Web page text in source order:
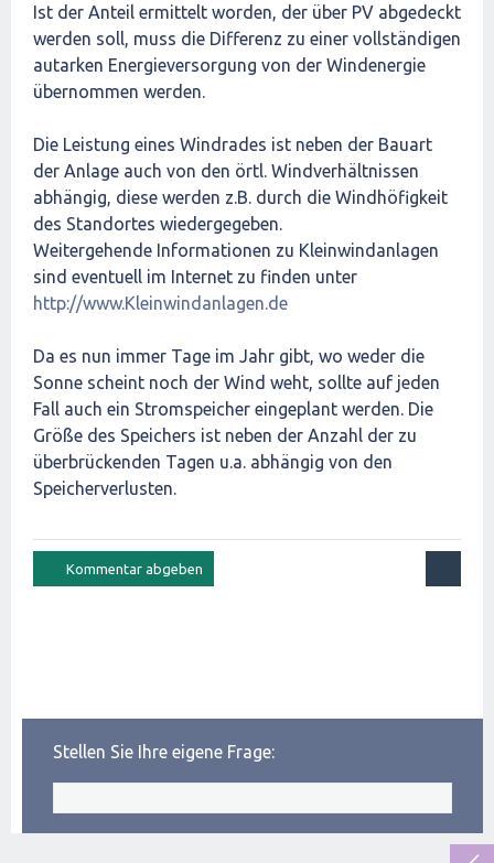
Ist der Anteil ermittelt worden, der über PV abgedeckt
werden soll, muss die Differenz zu einer vollständigen
autarken Energieversorgung von der Windenergie
übernommen werden.
Die Leistung eines Windrades ist neben der Bauart
der Anlage auch von den örtl. Windverhältnissen
abhängig, diese werden z.B. durch die Windhöfigkeit
des Standortes wiedergegeben.
Weitergehende Informationen zu Kleinwindanlagen
sind eventuell im Internet zu finden unter
http://www.Kleinwindanlagen.de
Da es nun immer Tage im Jahr gibt, wo weder die
Sonne scheint noch der Wind weht, sollte auf jeden
Fall auch ein Stromspeicher eingeplant werden. Die
Größe des Speichers ist neben der Anzahl der zu
überbrückenden Tagen u.a. abhängig von den
Speicherverlusten.
Stellen Sie Ihre eigene Frage: